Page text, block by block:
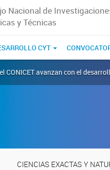
Nacional de
y Técnicas
CYT
CONICET avanzan con el
CIENCIAS EXACTAS Y